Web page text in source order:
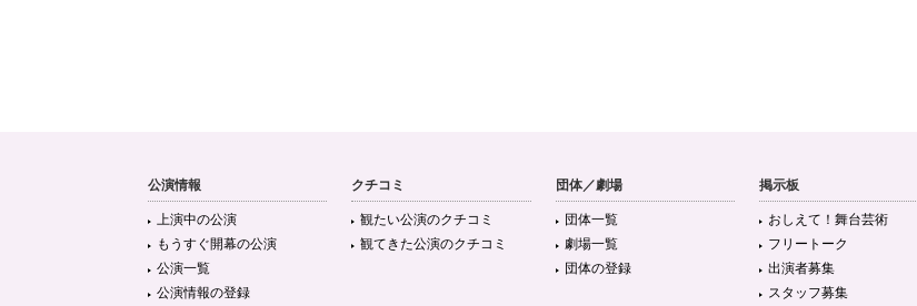
公演情報
上演中の公演
もうすぐ開幕の公演
公演一覧
公演情報の登録
クチコミ
観たい公演のクチコミ
観てきた公演のクチコミ
団体／劇場
団体一覧
劇場一覧
団体の登録
掲示板
おしえて！舞台芸術
フリートーク
出演者募集
スタッフ募集